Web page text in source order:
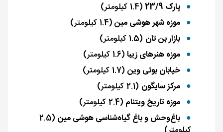
پارک 23/9
(1.4 کیلومتر)
موزه شهر هوشی مین(1.4 کیلومتر)
بازار بن تان (1.5 کیلومتر)
موزه هنرهای زیبا(1.6 کیلومتر)
خیابان بوئی وین (1.7 کیلومتر)
مرکز سایگون (2.1 کیلومتر)
موزه تاریخ ویتنام (2.4 کیلومتر)
باغ‌وحش و باغ گیاه‌شناسی هوشی مین (2.5